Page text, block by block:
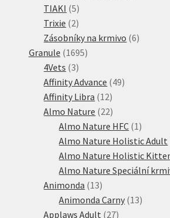
TIAKI 55
produktů
Trixie 22
produkty
Zásobníky na krmivo 66
Granule 16951695
4Vets 33
produkty
Affinity Advance 4949
Affinity Libra 1212
produktů
Almo Nature 2222
produktů
Almo Nature HFC 1 1
Almo Nature Holistic Adult
Almo Nature Holistic
Almo Nature Speciální
Animonda 1313
produktů
Animonda Carny 1313
Applaws Adult 2727